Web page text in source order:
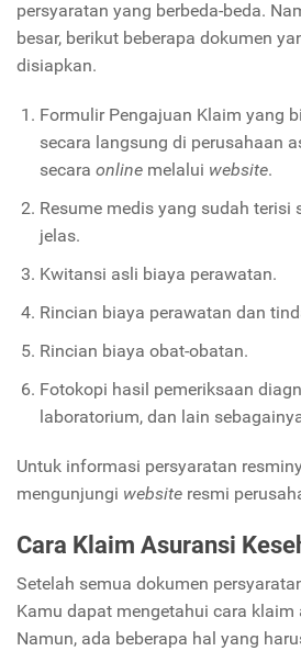
persyaratan yang berbeda-beda.
besar, berikut beberapa dokumen
disiapkan.
Formulir Pengajuan Klaim yang
secara langsung di perusahaan
secara onlinemelalui website.
Resume medis yang sudah terisi
jelas.
Kwitansi asli biaya perawatan.
Rincian biaya perawatan dan
Rincian biaya obat-obatan.
Fotokopi hasil pemeriksaan
laboratorium, dan lain
Untuk informasi persyaratan
mengunjungi website resmi
Cara Klaim Asuransi
Setelah semua dokumen
Kamu dapat mengetahui cara klaim
Namun, ada beberapa hal yang